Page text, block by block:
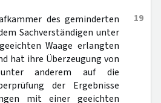
19
des geminderten
Sachverständigen unter
Waage erlangten
hat ihre Überzeugung von
anderem auf die
der Ergebnisse
mit einer geeichten